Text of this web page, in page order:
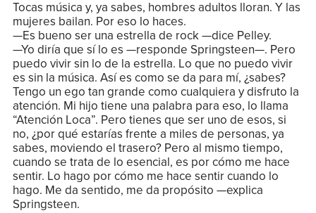
Tocas música y, ya sabes, hombres adultos lloran. Y las
mujeres bailan. Por eso lo haces.
—Es bueno ser una estrella de rock —dice Pelley.
—Yo diría que sí lo es —responde Springsteen—. Pero
puedo vivir sin lo de la estrella. Lo que no puedo vivir
es sin la música. Así es como se da para mí, ¿sabes?
Tengo un ego tan grande como cualquiera y disfruto la
atención. Mi hijo tiene una palabra para eso, lo llama
“Atención Loca”. Pero tienes que ser uno de esos, si
no, ¿por qué estarías frente a miles de personas, ya
sabes, moviendo el trasero? Pero al mismo tiempo,
cuando se trata de lo esencial, es por cómo me hace
sentir. Lo hago por cómo me hace sentir cuando lo
hago. Me da sentido, me da propósito —explica
Springsteen.